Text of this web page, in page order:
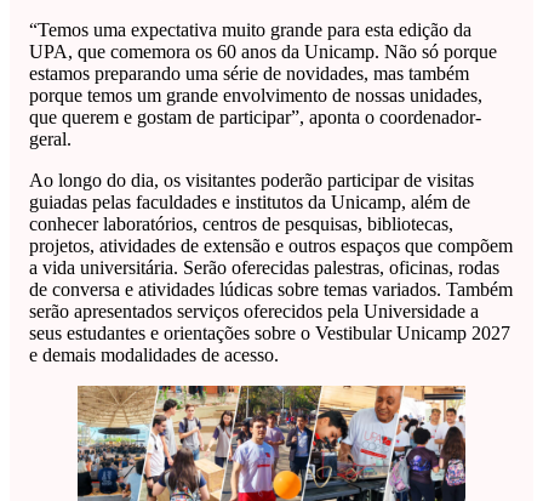
“Temos uma expectativa muito grande para esta edição da
UPA, que comemora os 60 anos da Unicamp. Não só porque
estamos preparando uma série de novidades, mas também
porque temos um grande envolvimento de nossas unidades,
que querem e gostam de participar”, aponta o coordenador-
geral.
Ao longo do dia, os visitantes poderão participar de visitas
guiadas pelas faculdades e institutos da Unicamp, além de
conhecer laboratórios, centros de pesquisas, bibliotecas,
projetos, atividades de extensão e outros espaços que compõem
a vida universitária. Serão oferecidas palestras, oficinas, rodas
de conversa e atividades lúdicas sobre temas variados. Também
serão apresentados serviços oferecidos pela Universidade a
seus estudantes e orientações sobre o Vestibular Unicamp 2027
e demais modalidades de acesso.